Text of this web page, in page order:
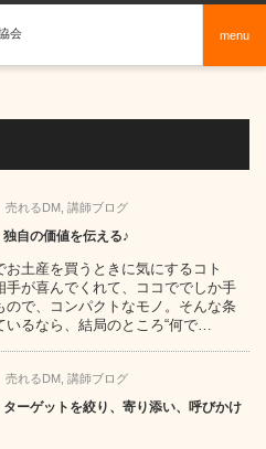
会 menu
売れるDM, 講師ブログ
自の価値を伝える♪
お土産を買うときに気にするコト
手が喜んでくれて、ココででしか手
ので、コンパクトなモノ。そんな条
いるなら、結局のところ“何で…
売れるDM, 講師ブログ
ーゲットを絞り、寄り添い、呼びかけ